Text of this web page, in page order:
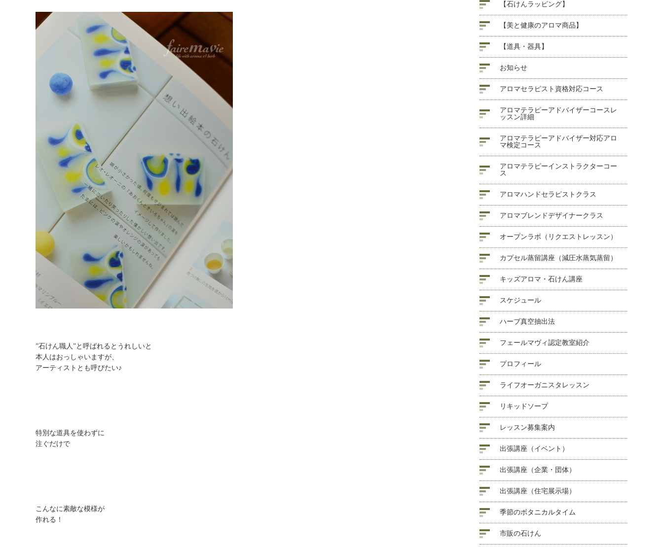
”石けん職人”と呼ばれるとうれしいと
本人はおっしゃいますが、
アーティストとも呼びたい♪
特別な道具を使わずに
注ぐだけで
こんなに素敵な模様が
作れる！
【石けんラッピング】
【美と健康のアロマ商品】
【道具・器具】
お知らせ
アロマセラピスト資格対応コース
アロマテラピーアドバイザーコースレ
ッスン詳細
アロマテラピーアドバイザー対応アロ
マ検定コース
アロマテラピーインストラクターコー
ス
アロマハンドセラピストクラス
アロマブレンドデザイナークラス
オープンラボ（リクエストレッスン）
カプセル蒸留講座（減圧水蒸気蒸留）
キッズアロマ・石けん講座
スケジュール
ハーブ真空抽出法
フェールマヴィ認定教室紹介
プロフィール
ライフオーガニスタレッスン
リキッドソープ
レッスン募集案内
出張講座（イベント）
出張講座（企業・団体）
出張講座（住宅展示場）
季節のボタニカルタイム
市販の石けん